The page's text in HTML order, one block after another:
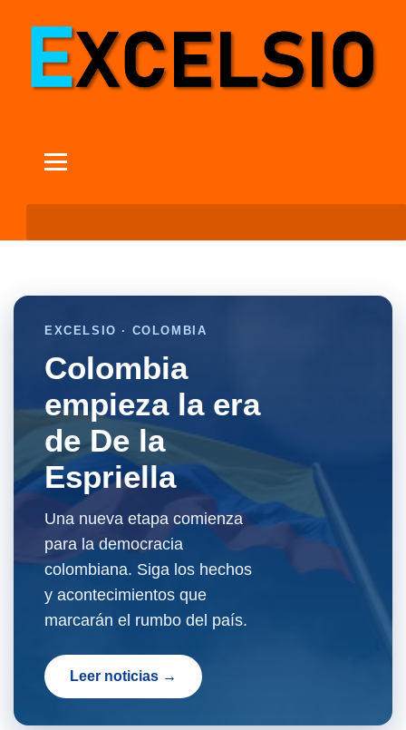
EXCELSIO · COLOMBIA
Colombia
empieza la era
de De la
Espriella
Una nueva etapa comienza
para la democracia
colombiana. Siga los hechos
y acontecimientos que
marcarán el rumbo del país.
Leer noticias →